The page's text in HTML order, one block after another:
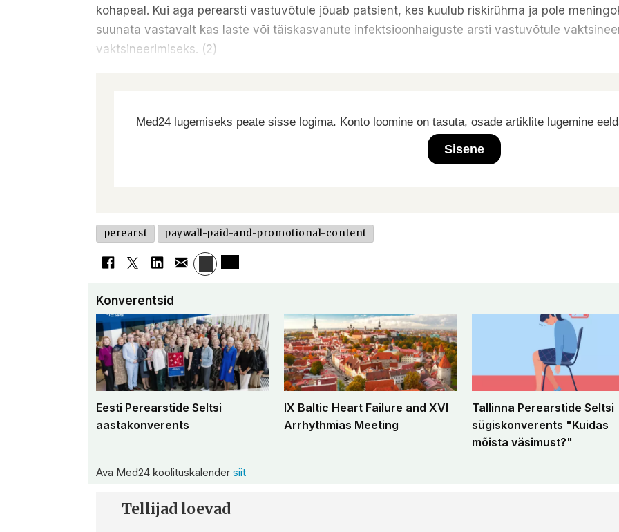
kohapeal. Kui aga perearsti vastuvõtule jõuab patsient, kes kuulub riskirühma ja pole
suunata vastavalt kas laste või täiskasvanute infektsioonhaiguste arsti vastuvõtule
vaktsineerimiseks. (2)
Med24 lugemiseks peate sisse logima. Konto loomine on tasuta, osade artiklite lugemine
Sisene
perearst paywall-paid-and-promotional-content
Konverentsid
Eesti Perearstide Seltsi
aastakonverents
IX Baltic Heart Failure and XVI
Arrhythmias Meeting
Tallinna Perearstide Seltsi
sügiskonverents "Kuidas
mõista väsimust?"
Ava Med24 koolituskalendersiit
Tellijad loevad